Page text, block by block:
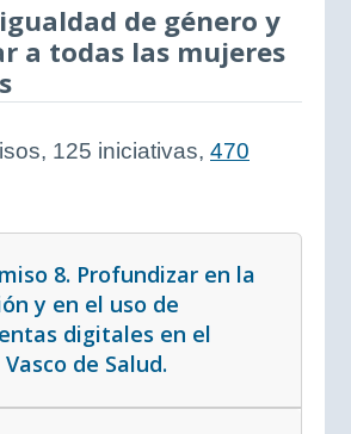
de género y
a todas las mujeres
125 iniciativas, 470
8. Profundizar en la
y en el uso de
digitales en el
de Salud.